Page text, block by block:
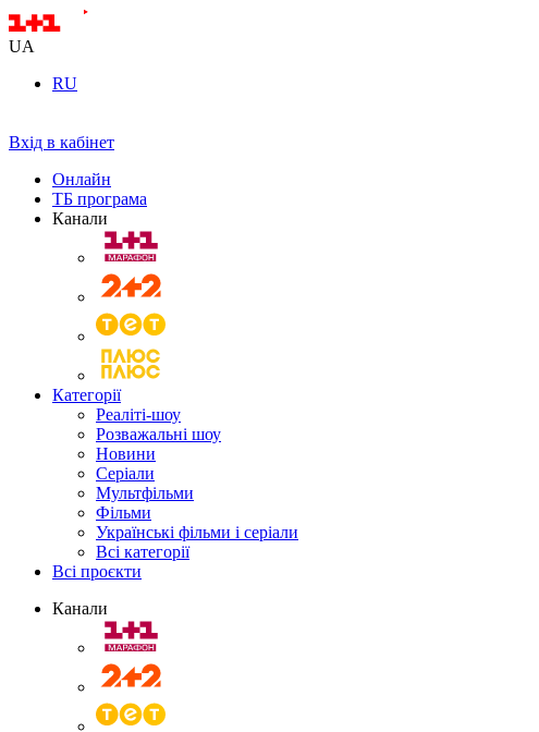
UA
RU
Вхід в кабінет
Онлайн
ТБ програма
Канали
Категорії
Реаліті-шоу
Розважальні шоу
Новини
Серіали
Мультфільми
Фільми
Українські фільми і серіали
Всі категорії
Всі проєкти
Канали